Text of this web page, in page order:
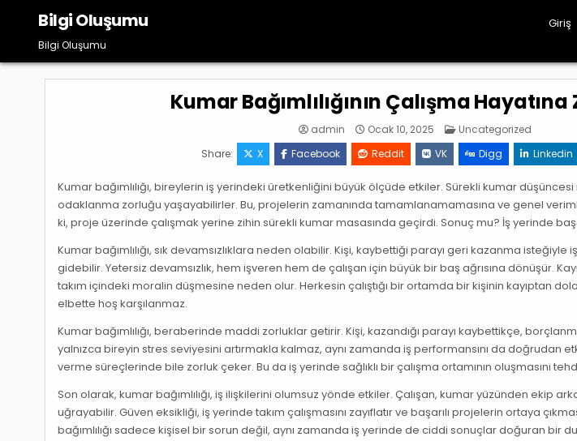
content
Bilgi Oluşumu
Bilgi Oluşumu
Giriş
Kumar Bağımlılığının Çalışma
admin Ocak 10, 2025 Posted
Uncategorized
Share:
X Facebook Reddit VK Digg Linkedin
Kumar bağımlılığı, bireylerin iş yerindeki üretkenliğini büyük ölçüde etkiler. Sürekli kumar
odaklanma zorluğu yaşayabilirler. Bu, projelerin zamanında tamamlanamamasına ve genel
ki, proje üzerinde çalışmak yerine zihin sürekli kumar masasında geçirdi. Sonuç mu? İş yerinde
Kumar bağımlılığı, sık devamsızlıklara neden olabilir. Kişi, kaybettiği parayı geri kazanma
gidebilir. Yetersiz devamsızlık, hem işveren hem de çalışan için büyük bir baş ağrısına dönüşür.
takım içindeki moralin düşmesine neden olur. Herkesin çalıştığı bir ortamda bir kişinin kayıptan
elbette hoş karşılanmaz.
Kumar bağımlılığı, beraberinde maddi zorluklar getirir. Kişi, kazandığı parayı kaybettikçe,
yalnızca bireyin stres seviyesini artırmakla kalmaz, aynı zamanda iş performansını da doğrudan
verme süreçlerinde bile zorluk çeker. Bu da iş yerinde sağlıklı bir çalışma ortamının oluşmasını
Son olarak, kumar bağımlılığı, iş ilişkilerini olumsuz yönde etkiler. Çalışan, kumar yüzünden ekip
uğrayabilir. Güven eksikliği, iş yerinde takım çalışmasını zayıflatır ve başarılı projelerin ortaya
bağımlılığı sadece kişisel bir sorun değil, aynı zamanda iş yerinde de ciddi sonuçlar doğuran bir